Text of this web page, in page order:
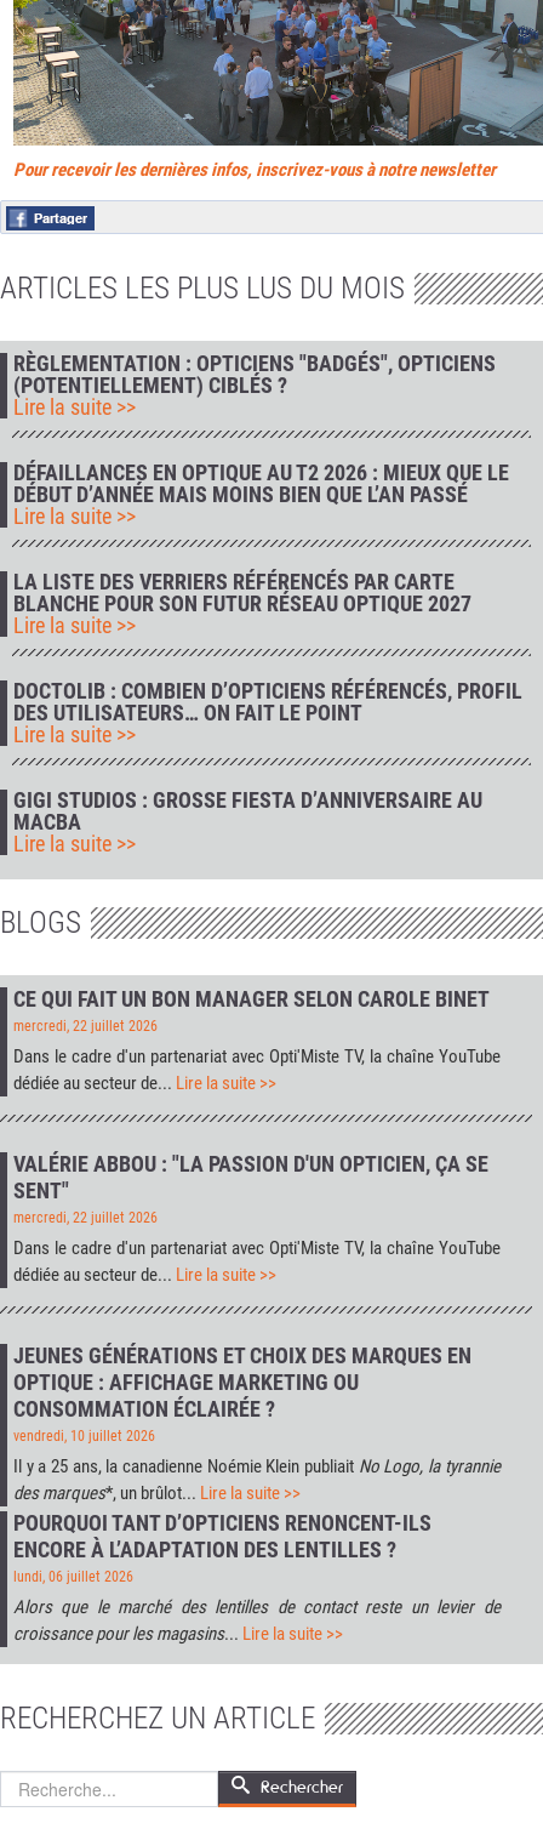
Pour recevoir les dernières infos, inscrivez-vous à notre newsletter
ARTICLES LES PLUS LUS DU MOIS
RÈGLEMENTATION : OPTICIENS "BADGÉS", OPTICIENS
(POTENTIELLEMENT) CIBLÉS ?
Lire la suite >>
DÉFAILLANCES EN OPTIQUE AU T2 2026 : MIEUX QUE LE
DÉBUT D’ANNÉE MAIS MOINS BIEN QUE L’AN PASSÉ
Lire la suite >>
LA LISTE DES VERRIERS RÉFÉRENCÉS PAR CARTE
BLANCHE POUR SON FUTUR RÉSEAU OPTIQUE 2027
Lire la suite >>
DOCTOLIB : COMBIEN D’OPTICIENS RÉFÉRENCÉS, PROFIL
DES UTILISATEURS… ON FAIT LE POINT
Lire la suite >>
GIGI STUDIOS : GROSSE FIESTA D’ANNIVERSAIRE AU
MACBA
Lire la suite >>
BLOGS
CE QUI FAIT UN BON MANAGER SELON CAROLE BINET
mercredi, 22 juillet 2026
Dans le cadre d'un partenariat avec Opti'Miste TV, la chaîne YouTube
dédiée au secteur de... Lire la suite >>
VALÉRIE ABBOU : "LA PASSION D'UN OPTICIEN, ÇA SE
SENT"
mercredi, 22 juillet 2026
Dans le cadre d'un partenariat avec Opti'Miste TV, la chaîne YouTube
dédiée au secteur de... Lire la suite >>
JEUNES GÉNÉRATIONS ET CHOIX DES MARQUES EN
OPTIQUE : AFFICHAGE MARKETING OU
CONSOMMATION ÉCLAIRÉE ?
vendredi, 10 juillet 2026
Il y a 25 ans, la canadienne Noémie Klein publiait No Logo, la tyrannie
des marques*, un brûlot... Lire la suite >>
POURQUOI TANT D’OPTICIENS RENONCENT-ILS
ENCORE À L’ADAPTATION DES LENTILLES ?
lundi, 06 juillet 2026
Alors que le marché des lentilles de contact reste un levier de
croissance pour les magasins... Lire la suite >>
RECHERCHEZ UN ARTICLE
Rechercher Rechercher